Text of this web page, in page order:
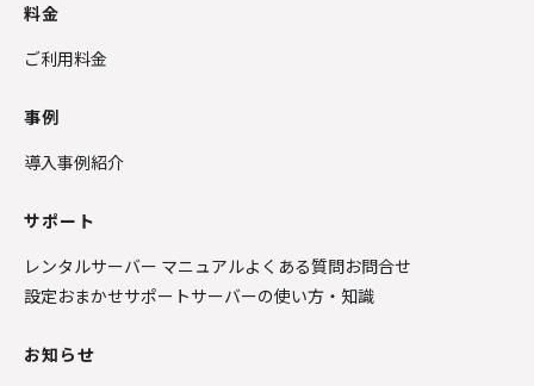
料金
ご利用料金
事例
導入事例紹介
サポート
レンタルサーバー マニュアルよくある質問お問合せ
設定おまかせサポートサーバーの使い方・知識
お知らせ